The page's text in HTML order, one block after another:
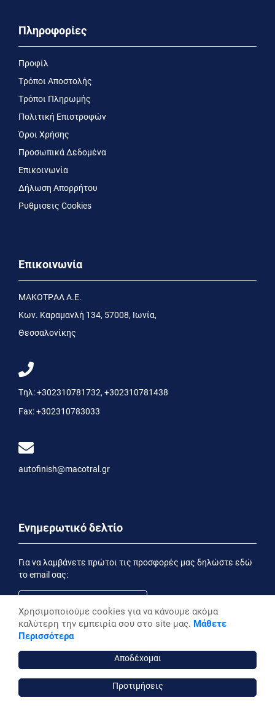
Πληροφορίες
Προφίλ
Τρόποι Αποστολής
Τρόποι Πληρωμής
Πολιτική Επιστροφών
Όροι Χρήσης
Προσωπικά Δεδομένα
Επικοινωνία
Δήλωση Απορρήτου
Ρυθμισεις Cookies
Επικοινωνία
MΑΚΟΤΡΑΛ Α.Ε.
Kων. Kαραμανλή 134, 57008, Ιωνία,
Θεσσαλονίκης
Τηλ:+302310781732, +302310781438
Fax:+302310783033
autofinish@macotral.gr
Ενημερωτικό δελτίο
Για να λαμβάνετε πρώτοι τις προσφορές μας δηλώστε εδώ
το email σας:
Εγγραφή
Έχοντας ενημερωθεί από την
επιθυμώ να λαμβάνω ενημερωτικά email
Powered by Stonewave
Χρησιμοποιούμε cookies για να κάνουμε ακόμα
καλύτερη την εμπειρία σου στο site μας. Μάθετε
Περισσότερα
Αποδέχομαι
Προτιμήσεις